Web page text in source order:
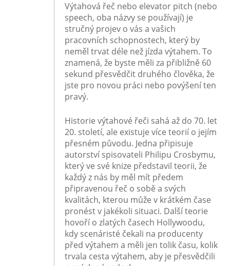
Výtahová řeč nebo elevator pitch (nebo
speech, oba názvy se používají) je
stručný projev o vás a vašich
pracovních schopnostech, který by
neměl trvat déle než jízda výtahem. To
znamená, že byste měli za přibližně 60
sekund přesvědčit druhého člověka, že
jste pro novou práci nebo povýšení ten
pravý.
Historie výtahové řeči sahá až do 70. let
20. století, ale existuje více teorií o jejím
přesném původu. Jedna připisuje
autorství spisovateli Philipu Crosbymu,
který ve své knize představil teorii, že
každý z nás by měl mít předem
připravenou řeč o sobě a svých
kvalitách, kterou může v krátkém čase
pronést v jakékoli situaci. Další teorie
hovoří o zlatých časech Hollywoodu,
kdy scenáristé čekali na producenty
před výtahem a měli jen tolik času, kolik
trvala cesta výtahem, aby je přesvědčili